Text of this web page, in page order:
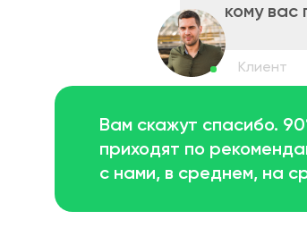
кому
Вам скажут спасибо.
приходят по
с нами, в среднем, на